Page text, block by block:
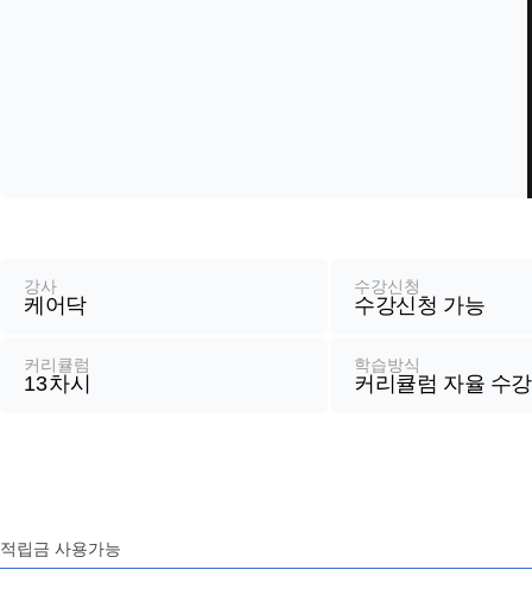
강사
케어닥
수강신청
수강신청 가능
커리큘럼
13차시
학습방식
커리큘럼 자율 수
적립금 사용가능